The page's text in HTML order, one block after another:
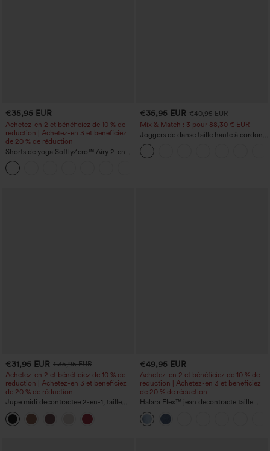
€35,95 EUR
Achetez-en 2 et bénéficiez de 10 % de
réduction | Achetez-en 3 et bénéficiez
de 20 % de réduction
Shorts de yoga SoftlyZero™ Airy 2-en-1
InstantCool, super taille haute, 7" avec
poches
€35,95 EUR €40,95 EUR
Mix & Match : 3 pour 88,30 € EUR
Joggers de danse taille haute à cordon,
effet froncé, coupe fuselée, à séchage
rapide et toucher frais, avec poches —
UPF40+
€31,95 EUR €35,95 EUR
Achetez-en 2 et bénéficiez de 10 % de
réduction | Achetez-en 3 et bénéficiez
de 20 % de réduction
Jupe midi décontractée 2-en-1, taille
haute à effet gainant, froncée avec
ourlet arrondi, en polaire et PU
€49,95 EUR
Achetez-en 2 et bénéficiez de 10 % de
réduction | Achetez-en 3 et bénéficiez
de 20 % de réduction
Halara Flex™ jean décontracté taille
haute à effet gainant, coupe large, avec
poches